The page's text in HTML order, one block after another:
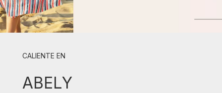
CALIENTE EN
ABELY